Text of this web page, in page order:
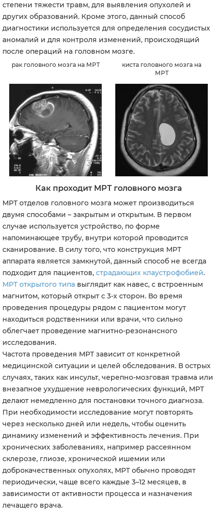
степени тяжести травм, для выявления опухолей и
других образований. Кроме этого, данный способ
диагностики используется для определения сосудистых
аномалий и для контроля изменений, происходящий
после операций на головном мозге.
рак головного мозга на МРТ
киста головного мозга на
МРТ
Как проходит МРТ головного мозга
МРТ отделов головного мозга может производиться
двумя способами – закрытым и открытым. В первом
случае используется устройство, по форме
напоминающее трубу, внутри которой проводится
сканирование. В силу того, что конструкция МРТ
аппарата является замкнутой, данный способ не всегда
подходит для пациентов, страдающих клаустрофобией.
МРТ открытого типа выглядит как навес, с встроенным
магнитом, который открыт с 3-х сторон. Во время
проведения процедуры рядом с пациентом могут
находиться родственники или врачи, что сильно
облегчает проведение магнитно-резонансного
исследования.
Частота проведения МРТ зависит от конкретной
медицинской ситуации и целей обследования. В острых
случаях, таких как инсульт, черепно-мозговая травма или
внезапное ухудшение неврологических функций, МРТ
делают немедленно для постановки точного диагноза.
При необходимости исследование могут повторять
через несколько дней или недель, чтобы оценить
динамику изменений и эффективность лечения. При
хронических заболеваниях, например рассеянном
склерозе, глиозе, хронической ишемии или
доброкачественных опухолях, МРТ обычно проводят
периодически, чаще всего каждые 3–12 месяцев, в
зависимости от активности процесса и назначения
лечащего врача.